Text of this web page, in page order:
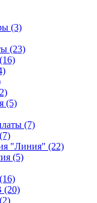
(3)
(23)
(16)
(5)
(7)
(7)
"Линия" (22)
(5)
(16)
(20)
(2)